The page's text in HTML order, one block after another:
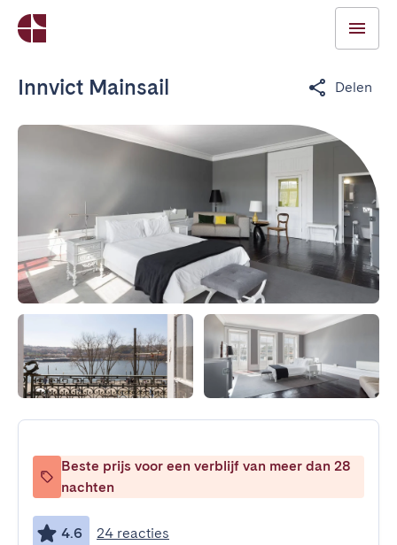
Innvict Mainsail Delen
Beste prijs voor een verblijf van meer dan 28
nachten
4.6 24 reacties